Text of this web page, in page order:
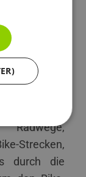
Strecken,
durch die